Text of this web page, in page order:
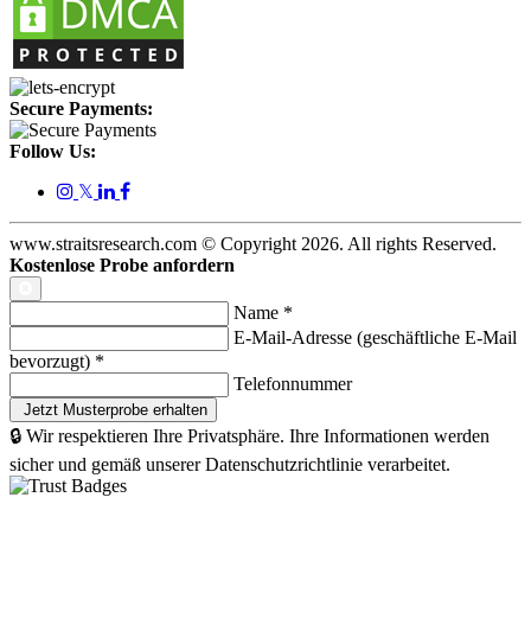
Secure Payments:
Follow Us:
𝕏
www.straitsresearch.com © Copyright 2026. All rights Reserved.
Kostenlose Probe anfordern
Name *
E-Mail-Adresse (geschäftliche E-Mail
bevorzugt) *
Telefonnummer
🔒 Wir respektieren Ihre Privatsphäre. Ihre Informationen werden
sicher und gemäß unserer Datenschutzrichtlinie verarbeitet.